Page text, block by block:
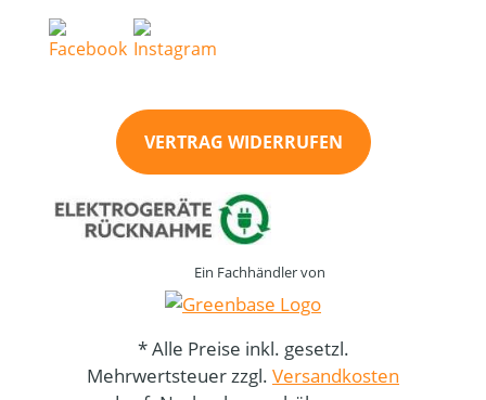
VERTRAG WIDERRUFEN
Ein Fachhändler von
* Alle Preise inkl. gesetzl.
Mehrwertsteuer zzgl. Versandkosten